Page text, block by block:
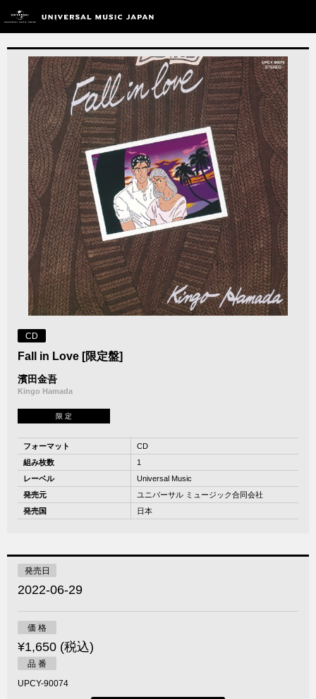
CD
Fall in Love [限定盤]
濱田金吾
Kingo Hamada
限 定
フォーマット
CD
組み枚数
1
レーベル
Universal Music
発売元
ユニバーサル ミュージック合同会社
発売国
日本
発売日
2022-06-29
価 格
¥1,650 (税込)
品 番
UPCY-90074